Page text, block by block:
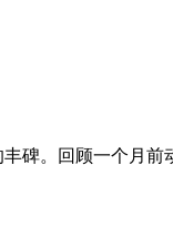
。回顾一个月前